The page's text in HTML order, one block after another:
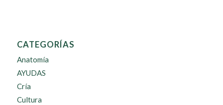
CATEGORÍAS
Anatomía
AYUDAS
Cría
Cultura